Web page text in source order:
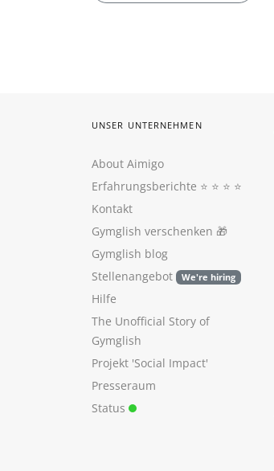
UNSER UNTERNEHMEN
About Aimigo
Erfahrungsberichte ⭐️ ⭐️ ⭐️ ⭐️
Kontakt
Gymglish verschenken 🎁
Gymglish blog
Stellenangebot
We're hiring
Hilfe
The Unofficial Story of
Gymglish
Projekt 'Social Impact'
Presseraum
Status